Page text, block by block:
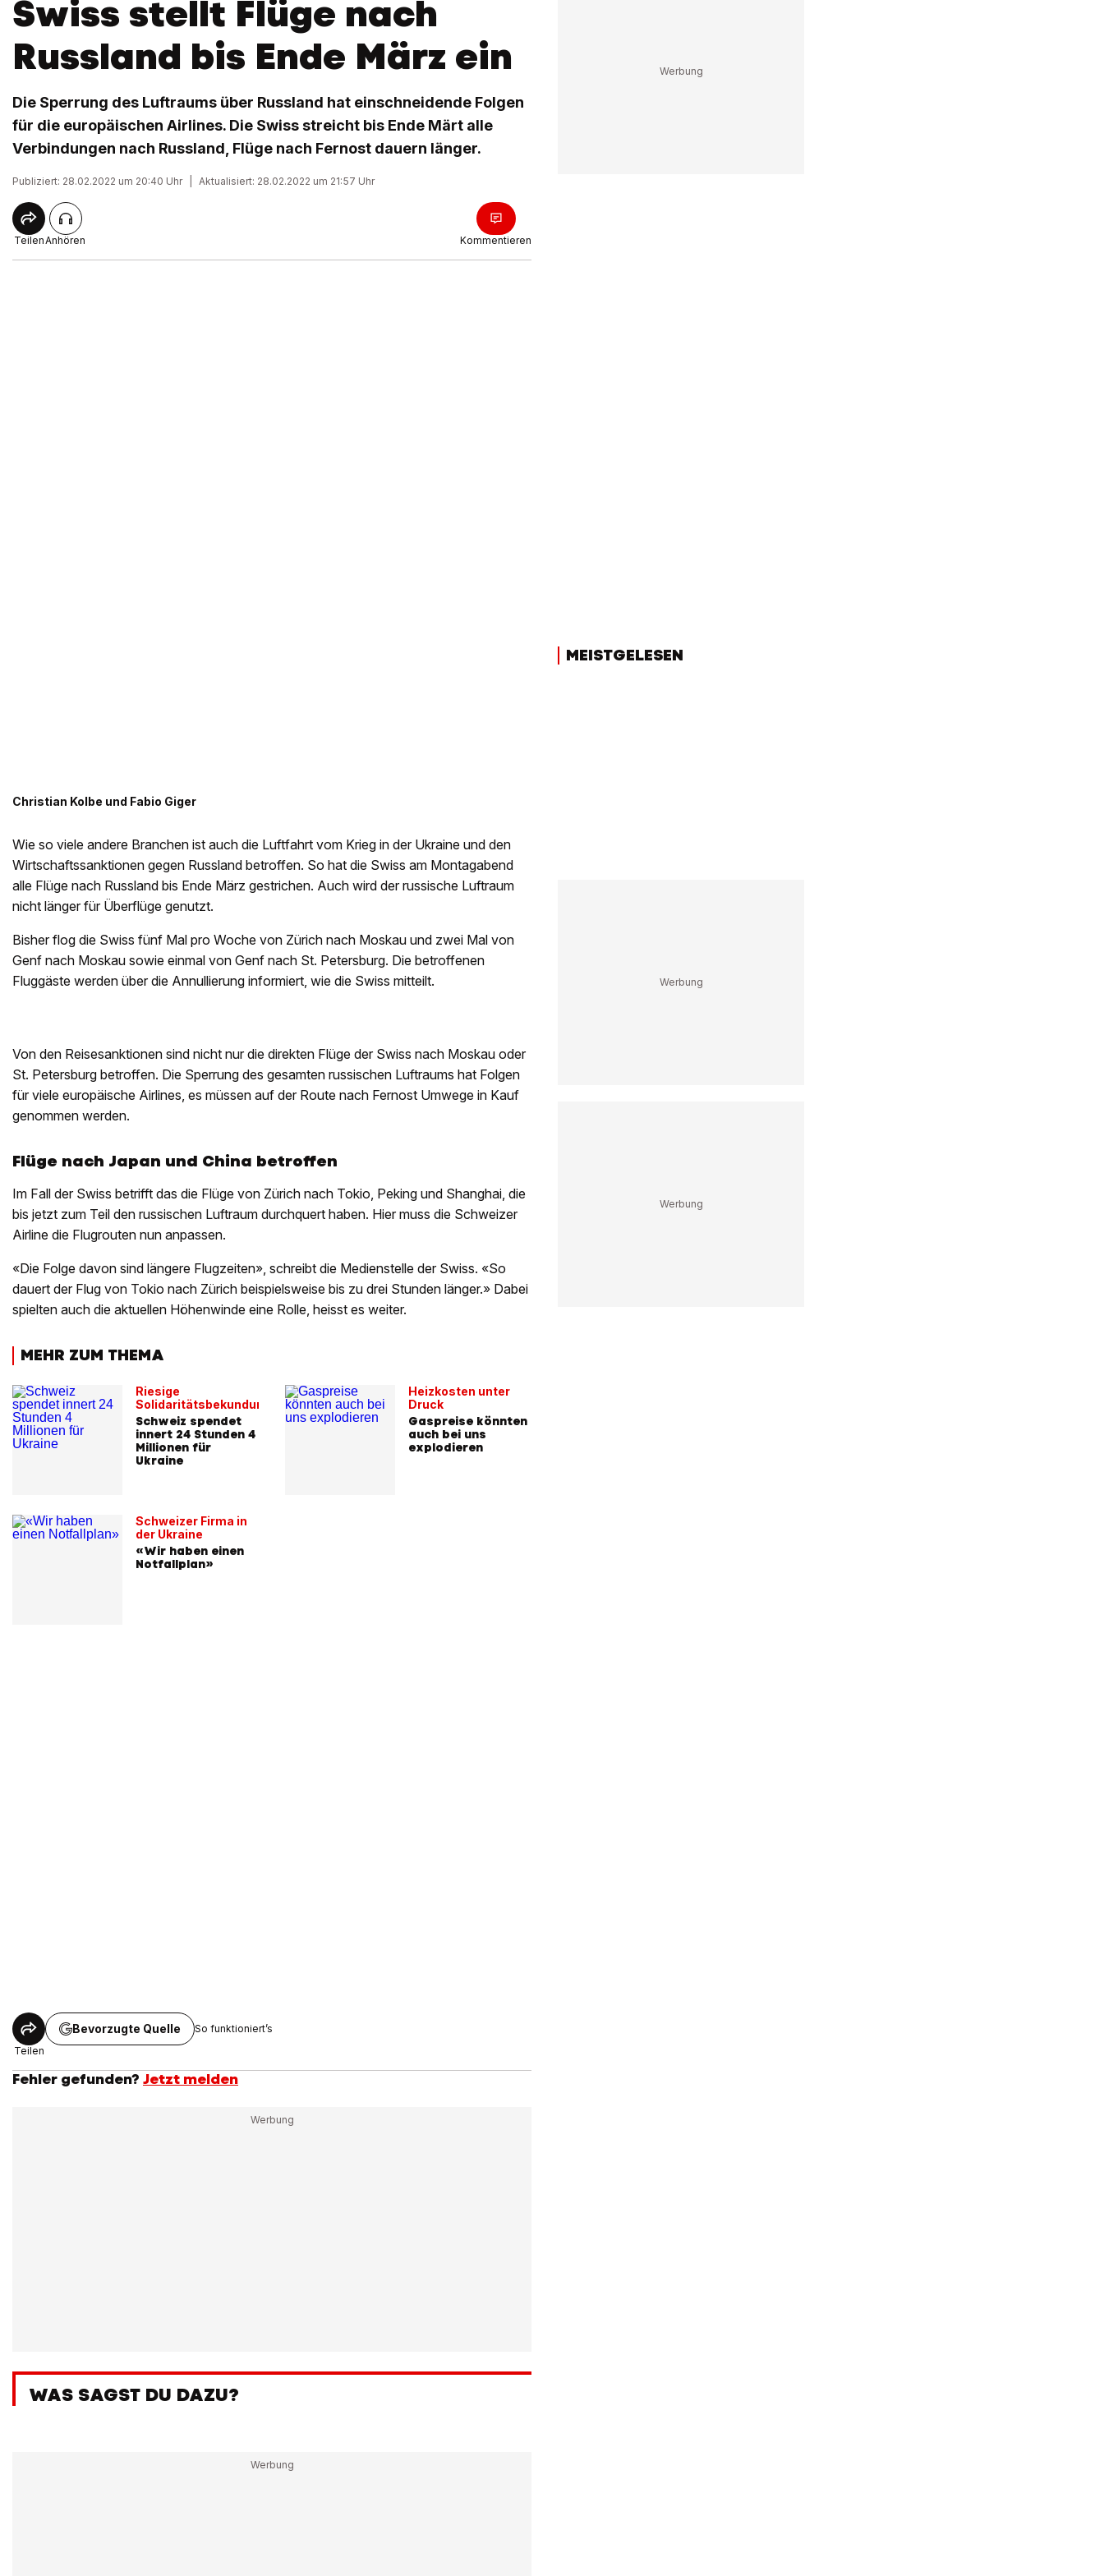
Swiss stellt Flüge nach
Russland bis Ende März ein
Die Sperrung des Luftraums über Russland hat einschneidende Folgen
für die europäischen Airlines. Die Swiss streicht bis Ende Märt alle
Verbindungen nach Russland, Flüge nach Fernost dauern länger.
Publiziert: 28.02.2022 um 20:40 Uhr Aktualisiert: 28.02.2022 um 21:57 Uhr
TeilenAnhören Kommentieren
Christian Kolbe und Fabio Giger
Wie so viele andere Branchen ist auch die Luftfahrt vom Krieg in der Ukraine und den
Wirtschaftssanktionen gegen Russland betroffen. So hat die Swiss am Montagabend
alle Flüge nach Russland bis Ende März gestrichen. Auch wird der russische Luftraum
nicht länger für Überflüge genutzt.
Bisher flog die Swiss fünf Mal pro Woche von Zürich nach Moskau und zwei Mal von
Genf nach Moskau sowie einmal von Genf nach St. Petersburg. Die betroffenen
Fluggäste werden über die Annullierung informiert, wie die Swiss mitteilt.
Von den Reisesanktionen sind nicht nur die direkten Flüge der Swiss nach Moskau oder
St. Petersburg betroffen. Die Sperrung des gesamten russischen Luftraums hat Folgen
für viele europäische Airlines, es müssen auf der Route nach Fernost Umwege in Kauf
genommen werden.
Flüge nach Japan und China betroffen
Im Fall der Swiss betrifft das die Flüge von Zürich nach Tokio, Peking und Shanghai, die
bis jetzt zum Teil den russischen Luftraum durchquert haben. Hier muss die Schweizer
Airline die Flugrouten nun anpassen.
«Die Folge davon sind längere Flugzeiten», schreibt die Medienstelle der Swiss. «So
dauert der Flug von Tokio nach Zürich beispielsweise bis zu drei Stunden länger.» Dabei
spielten auch die aktuellen Höhenwinde eine Rolle, heisst es weiter.
MEHR ZUM THEMA
Riesige
Solidaritätsbekundung
Schweiz spendet
innert 24 Stunden 4
Millionen für
Ukraine
Schweizer Firma in
der Ukraine
«Wir haben einen
Notfallplan»
Heizkosten unter
Druck
Gaspreise könnten
auch bei uns
explodieren
Teilen
Bevorzugte Quelle So funktioniert’s
Fehler gefunden? Jetzt melden
WAS SAGST DU DAZU?
MEISTGELESEN